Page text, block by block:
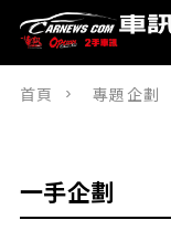
首頁 專題企劃
一手企劃